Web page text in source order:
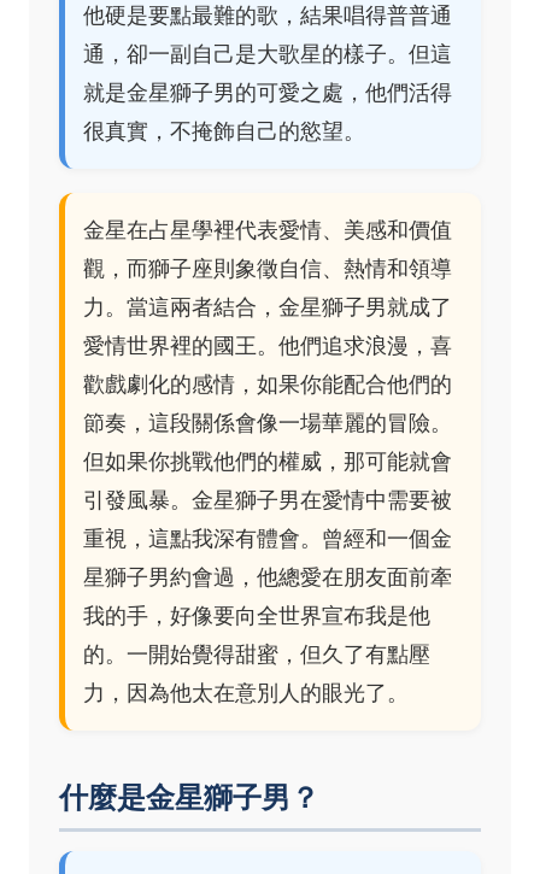
他硬是要點最難的歌，結果唱得普普通
通，卻一副自己是大歌星的樣子。但這
就是金星獅子男的可愛之處，他們活得
很真實，不掩飾自己的慾望。
金星在占星學裡代表愛情、美感和價值
觀，而獅子座則象徵自信、熱情和領導
力。當這兩者結合，金星獅子男就成了
愛情世界裡的國王。他們追求浪漫，喜
歡戲劇化的感情，如果你能配合他們的
節奏，這段關係會像一場華麗的冒險。
但如果你挑戰他們的權威，那可能就會
引發風暴。金星獅子男在愛情中需要被
重視，這點我深有體會。曾經和一個金
星獅子男約會過，他總愛在朋友面前牽
我的手，好像要向全世界宣布我是他
的。一開始覺得甜蜜，但久了有點壓
力，因為他太在意別人的眼光了。
什麼是金星獅子男？